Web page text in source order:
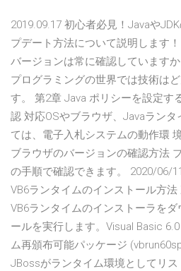
2019.09.17 初心者必見！Javaや
プデート方法について説明します
バージョンは常に確認しています
プログラミングの世界では技術は
す。 第2章 Java ポリシーを設定す
認 対応OSやブラウザ、Javaラン
ては、電子入札システムの動作環
ブラウザのバージョンの確認方法
の手順で確認できます。 2020/06/
VB6ランタイムのインストール方
VB6ランタイムのインストーラを
ールを実行します。Visual Basic
ム再頒布可能パッケージ
JBossがランタイム環境としてリ